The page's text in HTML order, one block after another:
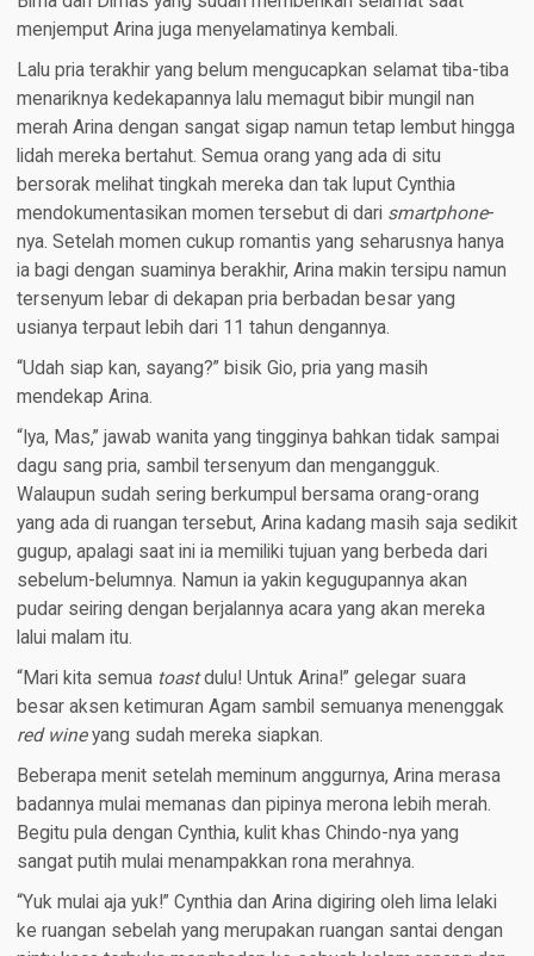
menjemput Arina juga menyelamatinya kembali.
Lalu pria terakhir yang belum mengucapkan selamat tiba-tiba
menariknya kedekapannya lalu memagut bibir mungil nan
merah Arina dengan sangat sigap namun tetap lembut hingga
lidah mereka bertahut. Semua orang yang ada di situ
bersorak melihat tingkah mereka dan tak luput Cynthia
mendokumentasikan momen tersebut di dari smartphone-
nya. Setelah momen cukup romantis yang seharusnya hanya
ia bagi dengan suaminya berakhir, Arina makin tersipu namun
tersenyum lebar di dekapan pria berbadan besar yang
usianya terpaut lebih dari 11 tahun dengannya.
“Udah siap kan, sayang?” bisik Gio, pria yang masih
mendekap Arina.
“Iya, Mas,” jawab wanita yang tingginya bahkan tidak sampai
dagu sang pria, sambil tersenyum dan mengangguk.
Walaupun sudah sering berkumpul bersama orang-orang
yang ada di ruangan tersebut, Arina kadang masih saja sedikit
gugup, apalagi saat ini ia memiliki tujuan yang berbeda dari
sebelum-belumnya. Namun ia yakin kegugupannya akan
pudar seiring dengan berjalannya acara yang akan mereka
lalui malam itu.
“Mari kita semua toastdulu! Untuk Arina!” gelegar suara
besar aksen ketimuran Agam sambil semuanya menenggak
red wineyang sudah mereka siapkan.
Beberapa menit setelah meminum anggurnya, Arina merasa
badannya mulai memanas dan pipinya merona lebih merah.
Begitu pula dengan Cynthia, kulit khas Chindo-nya yang
sangat putih mulai menampakkan rona merahnya.
“Yuk mulai aja yuk!” Cynthia dan Arina digiring oleh lima lelaki
ke ruangan sebelah yang merupakan ruangan santai dengan